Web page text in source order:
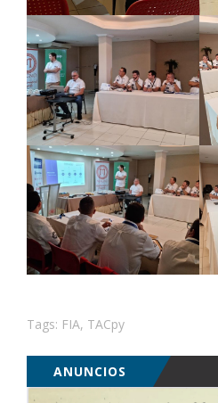
Tags: FIA, TACpy
ANUNCIOS